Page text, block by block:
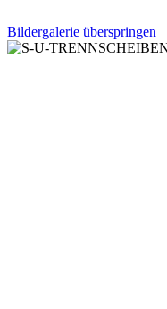
Bildergalerie überspringen